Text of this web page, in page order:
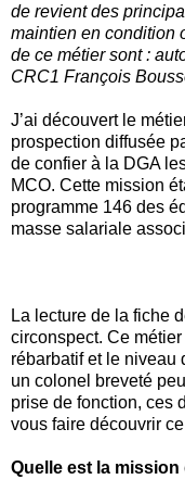
de revient des
maintien en condition
de ce métier sont :
CRC1 François
J’ai découvert le
prospection diffusée
de confier à la DGA
MCO. Cette mission
programme 146 des
masse salariale
La lecture de la fiche
circonspect. Ce
rébarbatif et le niveau
un colonel breveté
prise de fonction, ces
vous faire découvrir
Quelle est la mission